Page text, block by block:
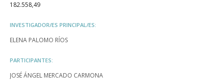
182.558,49
INVESTIGADOR/ES PRINCIPAL/ES:
ELENA PALOMO RÍOS
PARTICIPANTES:
JOSÉ ÁNGEL MERCADO CARMONA